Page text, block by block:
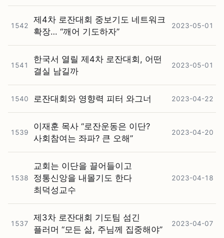
1542
제4차 로잔대회 중보기도 네트워크
확장… “깨어 기도하자”
2023-05-01
1541
한국서 열릴 제4차 로잔대회, 어떤
결실 남길까
2023-05-01
1540 로잔대회와 영향력 피터 와그너 2023-04-22
1539
이재훈 목사 “로잔운동은 이단?
사회참여는 좌파? 큰 오해”
2023-04-20
1538
교회는 이단을 끌어들이고
정통신앙을 내몰기도 한다
최덕성교수
2023-04-18
1537
제3차 로잔대회 기도팀 섬긴
플러머 “모든 삶, 주님께 집중해야”
2023-04-07